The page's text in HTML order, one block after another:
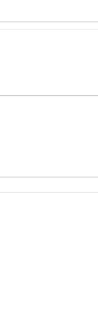
actuellement loués,
séjour, d'une buanderie,
commercial immatriculé